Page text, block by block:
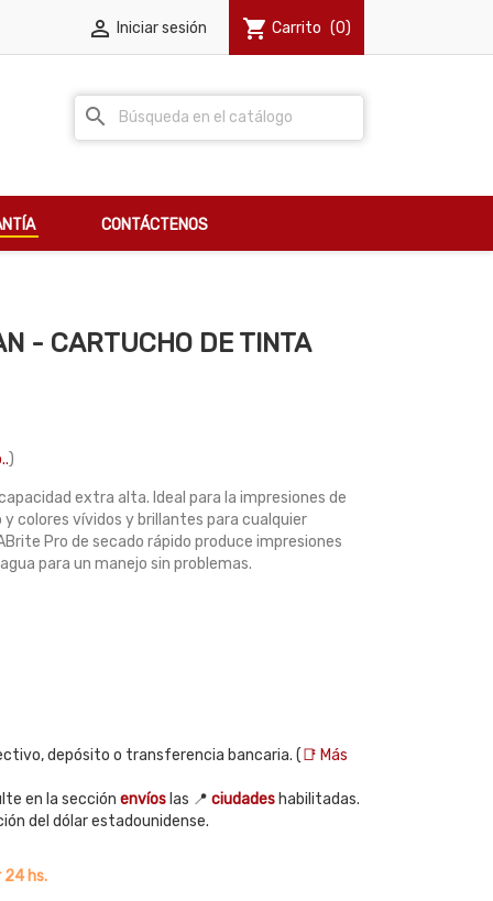
 Iniciar sesión shopping_cart Carrito (0)
search
CONTÁCTENOS
- CARTUCHO DE TINTA
)
extra alta. Ideal para la impresiones de
colores vívidos y brillantes para cualquier
Pro de secado rápido produce impresiones
para un manejo sin problemas.
depósito o transferencia bancaria. (📑 Más
en la sección envíos las 📍 ciudades habilitadas.
del dólar estadounidense.
24 hs.